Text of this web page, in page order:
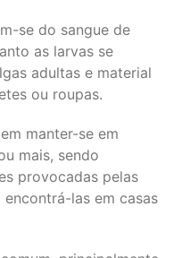
se do sangue de
as larvas se
adultas e material
ou roupas.
manter-se em
mais, sendo
provocadas pelas
encontrá-las em casas